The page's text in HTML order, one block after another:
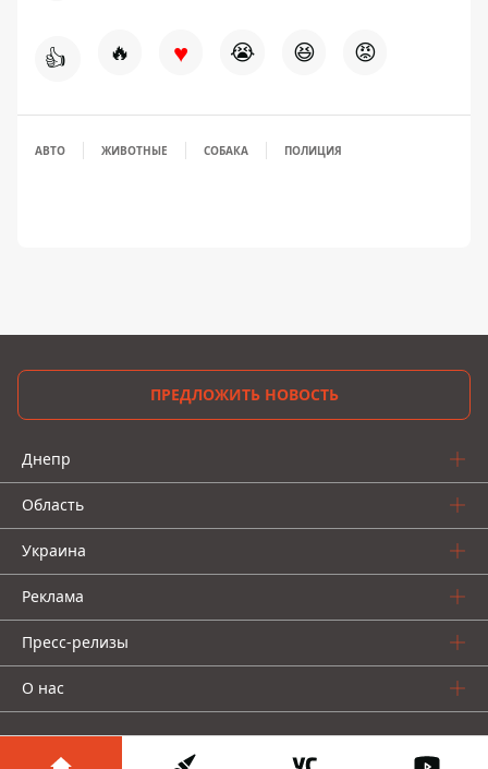
👍 🔥 ♥ 😭 😆 😡
АВТО ЖИВОТНЫЕ СОБАКА ПОЛИЦИЯ
ПРЕДЛОЖИТЬ НОВОСТЬ
Днепр
Область
Украина
Реклама
Пресс-релизы
О нас